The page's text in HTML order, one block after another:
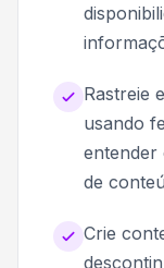
Rastreie
usando
entender
de
Crie